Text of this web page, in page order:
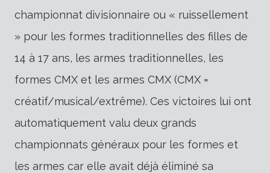
championnat divisionnaire ou « ruissellement
» pour les formes traditionnelles des filles de
14 à 17 ans, les armes traditionnelles, les
formes CMX et les armes CMX (CMX =
créatif/musical/extrême). Ces victoires lui ont
automatiquement valu deux grands
championnats généraux pour les formes et
les armes car elle avait déjà éliminé sa